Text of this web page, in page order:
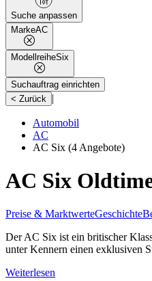
Suche anpassen
MarkeAC
ModellreiheSix
Suchauftrag einrichten
< Zurück
|
Automobil
AC
AC Six (4 Angebote)
AC Six
Preise & MarktwerteGeschichte
Der AC Six ist ein britischer
unter Kennern einen exklusiven
Weiterlesen